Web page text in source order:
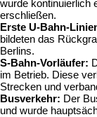
wurde kontinuierlich
erschließen.
Erste U-Bahn-
bildeten das
Berlins.
S-Bahn-Vorläufer:
im Betrieb. Diese
Strecken und
Busverkehr: Der
und wurde